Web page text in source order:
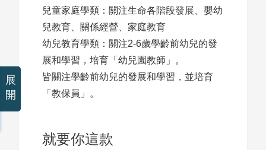
兒童家庭學類：關注生命各階段發展、嬰幼
兒教育、關係經營、家庭教育
幼兒教育學類：關注2-6歲學齡前幼兒的發
展和學習，培育「幼兒園教師」。
皆關注學齡前幼兒的發展和學習，並培育
「教保員」。
就要你這款
展
開